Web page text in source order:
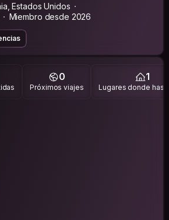
Estados Unidos
Miembro desde 2026
0
Próximos viajes
1
Lugares donde has